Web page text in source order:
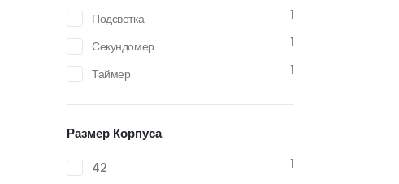
Подсветка
1
Секундомер
1
Таймер
1
Размер Корпуса
42 1